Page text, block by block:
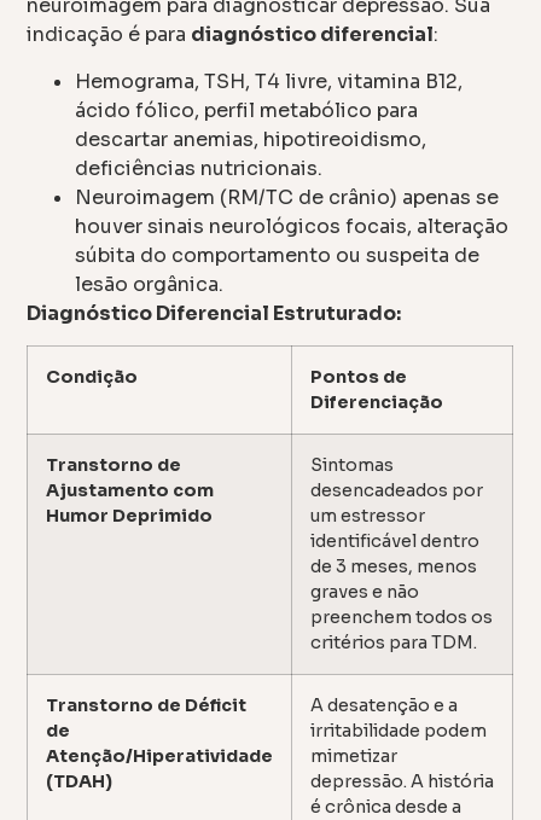
neuroimagem para diagnosticar depressão. Sua
indicação é para diagnóstico diferencial:
Hemograma, TSH, T4 livre, vitamina B12,
ácido fólico, perfil metabólico para
descartar anemias, hipotireoidismo,
deficiências nutricionais.
Neuroimagem (RM/TC de crânio) apenas se
houver sinais neurológicos focais, alteração
súbita do comportamento ou suspeita de
lesão orgânica.
Diagnóstico Diferencial Estruturado:
Condição
Pontos de
Diferenciação
Transtorno de
Ajustamento com
Humor Deprimido
Sintomas
desencadeados por
um estressor
identificável dentro
de 3 meses, menos
graves e não
preenchem todos os
critérios para TDM.
Transtorno de Déficit
de
Atenção/Hiperatividade
(TDAH)
A desatenção e a
irritabilidade podem
mimetizar
depressão. A história
é crônica desde a